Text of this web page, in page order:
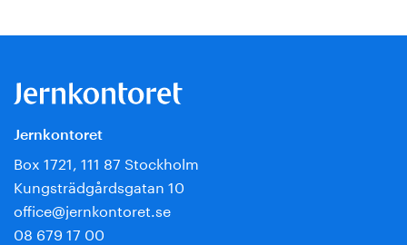
Jernkontoret
Box 1721, 111 87 Stockholm
Kungsträdgårdsgatan 10
office@jernkontoret.se
08 679 17 00